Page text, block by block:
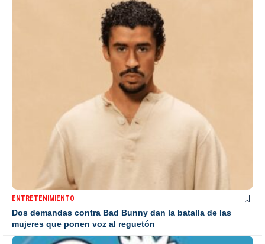
ENTRETENIMIENTO
Dos demandas contra Bad Bunny dan la batalla de las
mujeres que ponen voz al reguetón